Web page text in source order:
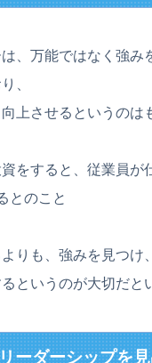
、万能ではなく強み
、
上させるというのは
をすると、従業員が
とのこと
りも、強みを見つけ、
というのが大切だと
ーダーシップを